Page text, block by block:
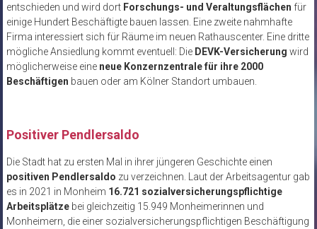
entschieden und wird dort Forschungs- und Veraltungsflächen für
einige Hundert Beschäftigte bauen lassen. Eine zweite nahmhafte
Firma interessiert sich für Räume im neuen Rathauscenter. Eine dritte
mögliche Ansiedlung kommt eventuell: Die DEVK-Versicherung wird
möglicherweise eine neue Konzernzentrale für ihre 2000
Beschäftigen bauen oder am Kölner Standort umbauen.
Positiver Pendlersaldo
Die Stadt hat zu ersten Mal in ihrer jüngeren Geschichte einen
positiven Pendlersaldo zu verzeichnen. Laut der Arbeitsagentur gab
es in 2021 in Monheim 16.721 sozialversicherungspflichtige
Arbeitsplätzebei gleichzeitig 15.949 Monheimerinnen und
Monheimern, die einer sozialversicherungspflichtigen Beschäftigung